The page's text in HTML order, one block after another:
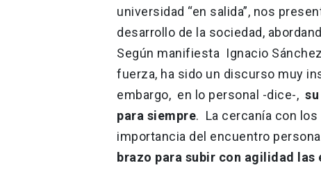
universidad “en salida”, nos
desarrollo de la sociedad,
Según manifiesta Ignacio
fuerza, ha sido un discurso muy
embargo, en lo personal -dice-,
para siempre. La cercanía con
importancia del encuentro
brazo para subir con agilidad